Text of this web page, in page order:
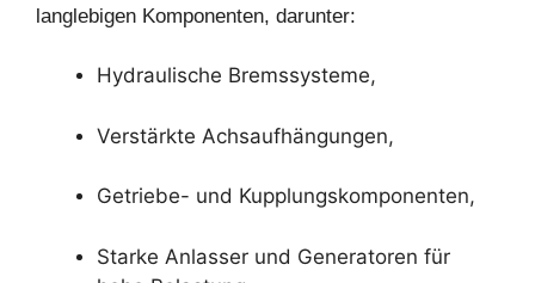
langlebigen Komponenten, darunter:
Hydraulische Bremssysteme,
Verstärkte Achsaufhängungen,
Getriebe- und Kupplungskomponenten,
Starke Anlasser und Generatoren für